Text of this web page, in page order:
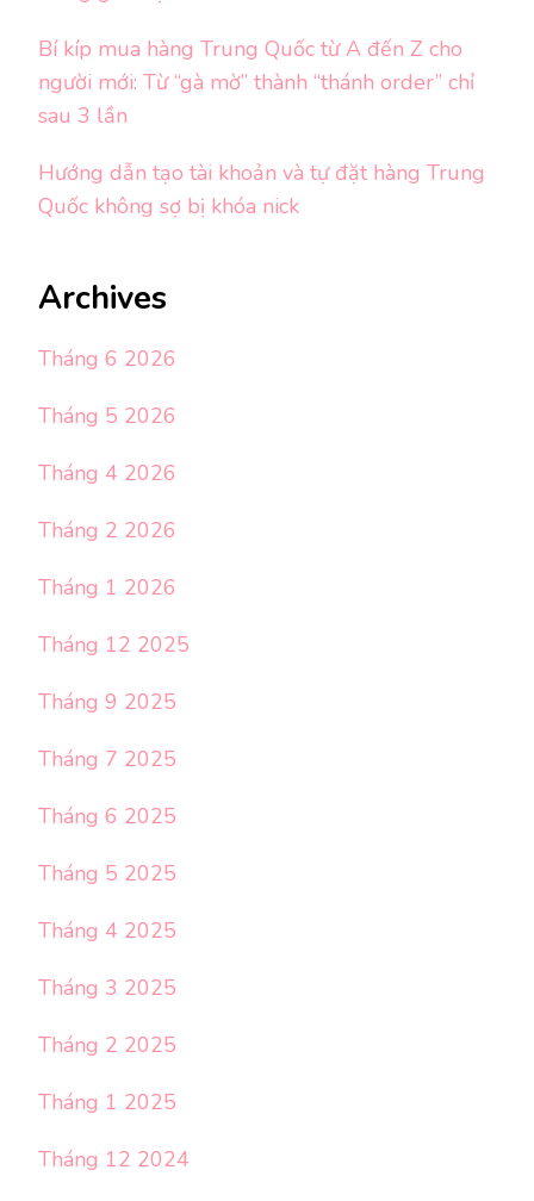
Bí kíp mua hàng Trung Quốc từ A đến Z cho
người mới: Từ “gà mờ” thành “thánh order” chỉ
sau 3 lần
Hướng dẫn tạo tài khoản và tự đặt hàng Trung
Quốc không sợ bị khóa nick
Archives
Tháng 6 2026
Tháng 5 2026
Tháng 4 2026
Tháng 2 2026
Tháng 1 2026
Tháng 12 2025
Tháng 9 2025
Tháng 7 2025
Tháng 6 2025
Tháng 5 2025
Tháng 4 2025
Tháng 3 2025
Tháng 2 2025
Tháng 1 2025
Tháng 12 2024